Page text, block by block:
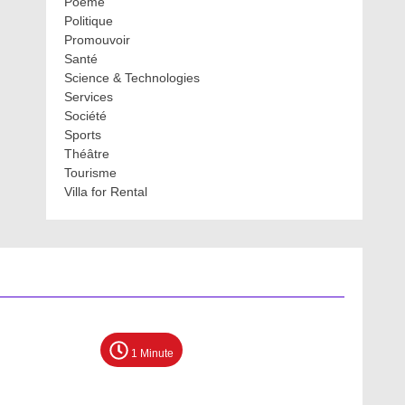
Politique
Promouvoir
Santé
Science & Technologies
Services
Société
Sports
Théâtre
Tourisme
Villa for Rental
1 Minute